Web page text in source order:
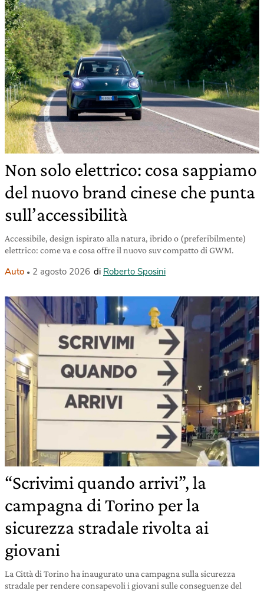
Non solo elettrico: cosa sappiamo
del nuovo brand cinese che punta
sull’accessibilità
Accessibile, design ispirato alla natura, ibrido o (preferibilmente)
elettrico: come va e cosa offre il nuovo suv compatto di GWM.
Auto 2 agosto 2026 di Roberto Sposini
“Scrivimi quando arrivi”, la
campagna di Torino per la
sicurezza stradale rivolta ai
giovani
La Città di Torino ha inaugurato una campagna sulla sicurezza
stradale per rendere consapevoli i giovani sulle conseguenze del